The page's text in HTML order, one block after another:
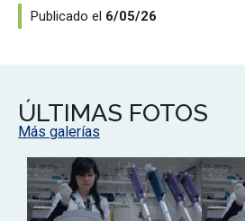
Publicado el 6/05/26
ÚLTIMAS FOTOS
Más galerías